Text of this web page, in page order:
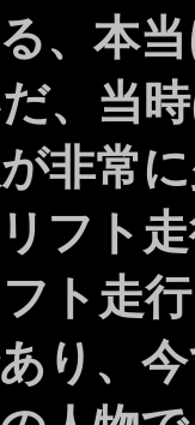
、本
、当
非常
フト
ト走
り、